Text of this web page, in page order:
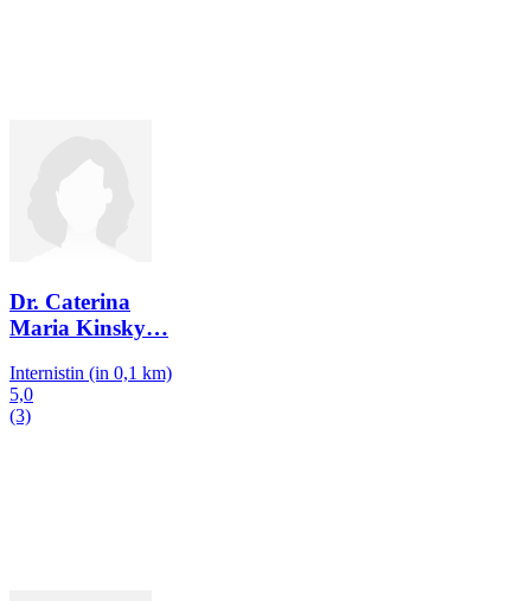
Dr. Caterina
Maria Kinsky…
Internistin (in 0,1 km)
5,0
(3)